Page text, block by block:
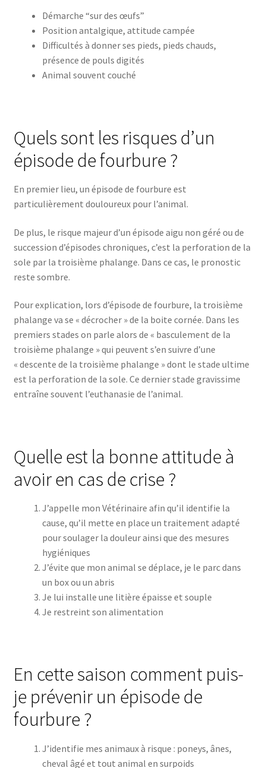
Démarche “sur des œufs”
Position antalgique, attitude campée
Difficultés à donner ses pieds, pieds chauds,
présence de pouls digités
Animal souvent couché
Quels sont les risques d’un
épisode de fourbure ?
En premier lieu, un épisode de fourbure est
particulièrement douloureux pour l’animal.
De plus, le risque majeur d’un épisode aigu non géré ou de
succession d’épisodes chroniques, c’est la perforation de la
sole par la troisième phalange. Dans ce cas, le pronostic
reste sombre.
Pour explication, lors d’épisode de fourbure, la troisième
phalange va se « décrocher » de la boite cornée. Dans les
premiers stades on parle alors de « basculement de la
troisième phalange » qui peuvent s’en suivre d’une
« descente de la troisième phalange » dont le stade ultime
est la perforation de la sole. Ce dernier stade gravissime
entraîne souvent l’euthanasie de l’animal.
Quelle est la bonne attitude à
avoir en cas de crise ?
J’appelle mon Vétérinaire afin qu’il identifie la
cause, qu’il mette en place un traitement adapté
pour soulager la douleur ainsi que des mesures
hygiéniques
J’évite que mon animal se déplace, je le parc dans
un box ou un abris
Je lui installe une litière épaisse et souple
Je restreint son alimentation
En cette saison comment puis-
je prévenir un épisode de
fourbure ?
J’identifie mes animaux à risque : poneys, ânes,
cheval âgé et tout animal en surpoids